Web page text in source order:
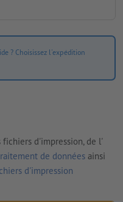
? Choisissez l'expédition
d'impression, de l'
de données ainsi
d'impression